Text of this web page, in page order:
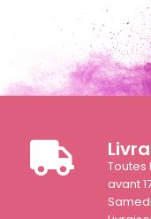
avant